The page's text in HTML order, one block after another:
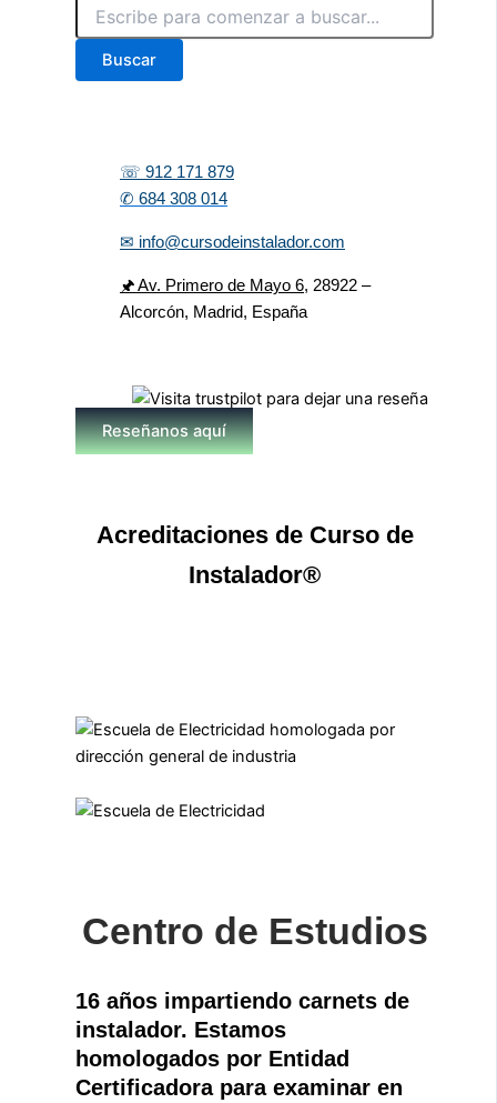
Buscar
☏ 912 171 879
✆ 684 308 014
✉ info@cursodeinstalador.com
🖈 Av. Primero de Mayo 6, 28922 –
Alcorcón, Madrid, España
Reseñanos aquí
Acreditaciones de Curso de
Instalador®
Centro de Estudios
16 años impartiendo carnets de
instalador. Estamos
homologados por Entidad
Certificadora para examinar en